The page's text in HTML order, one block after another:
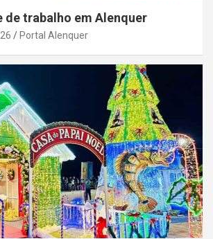
de trabalho em Alenquer
Portal Alenquer